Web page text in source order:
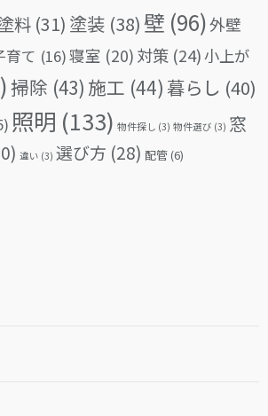
料 (31) 塗装 (38) 壁 (96)外壁
育て (16)寝室 (20) 対策 (24)小上が
掃除 (43) 施工 (44) 暮らし (40)
照明 (133) 物件探し (3) 物件選び (3) 窓
違い (3) 選び方 (28) 配管(6)